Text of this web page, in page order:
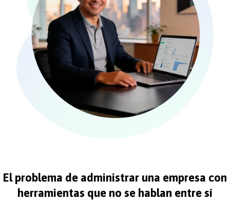
El problema de administrar una empresa con
herramientas que no se hablan entre sí